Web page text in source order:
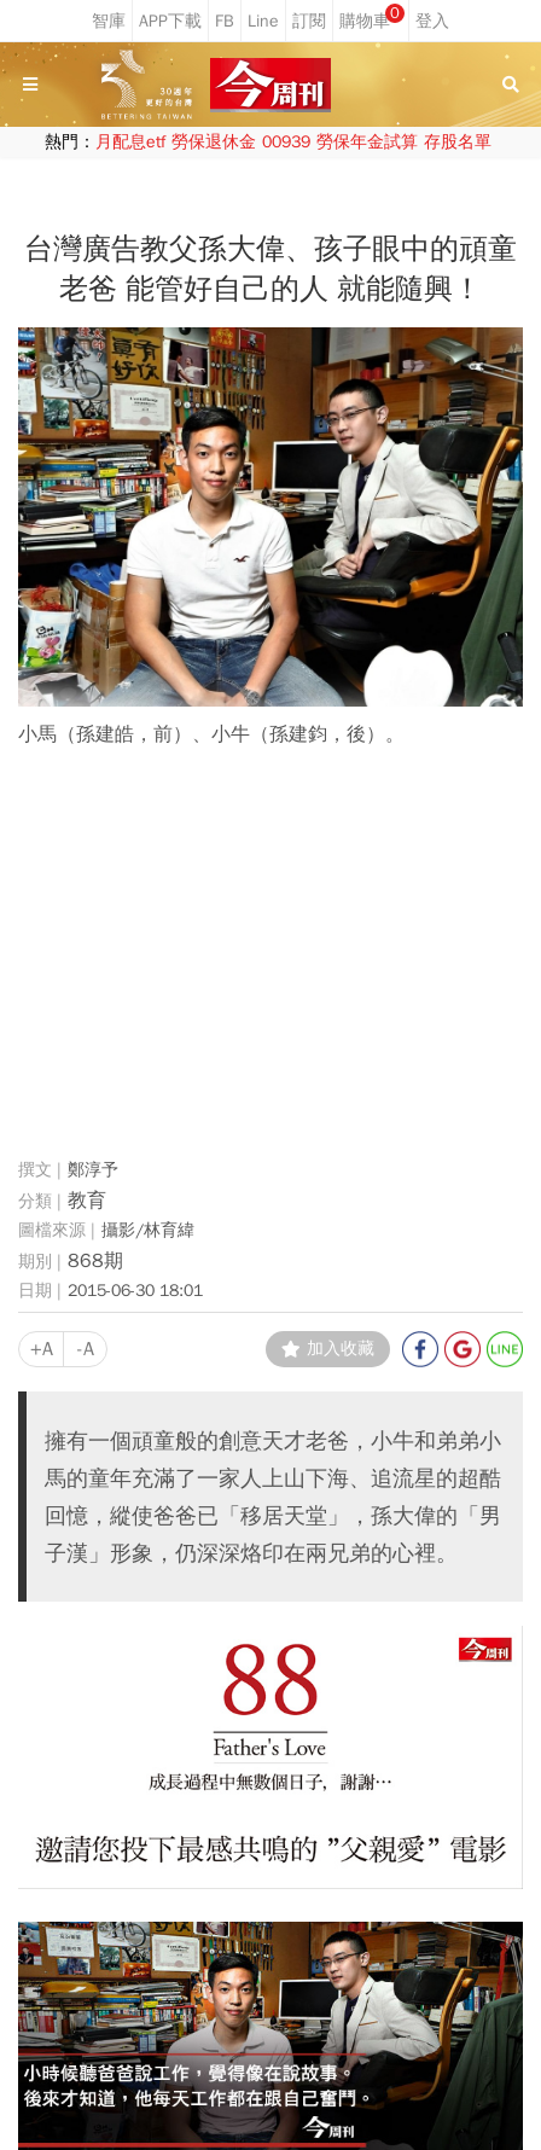
0
熱門： 月配息etf 勞保退休金 00939 勞保年金試算 存股名單
台灣廣告教父孫大偉、孩子眼中的頑童
老爸 能管好自己的人 就能隨興！
小馬（孫建皓，前）、小牛（孫建鈞，後）。
鄭淳予
教育
攝影/林育緯
868期
2015-06-30 18:01
+A -A 加入收藏
擁有一個頑童般的創意天才老爸，小牛和弟弟小
馬的童年充滿了一家人上山下海、追流星的超酷
回憶，縱使爸爸已「移居天堂」，孫大偉的「男
子漢」形象，仍深深烙印在兩兄弟的心裡。